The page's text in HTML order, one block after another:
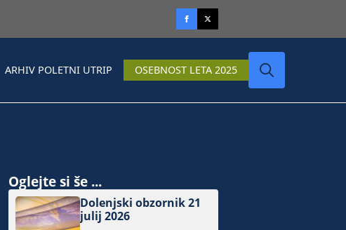
ARHIV POLETNI UTRIP OSEBNOST LETA 2025
Oglejte si še ...
Dolenjski obzornik 21
julij 2026